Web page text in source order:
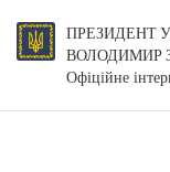
ПРЕЗИДЕНТ
ВОЛОДИМИР
Офіційне